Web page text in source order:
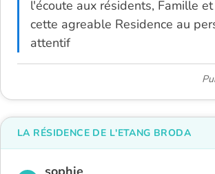
l'écoute aux résidents, Famille
cette agreable Residence au
attentif
LA RÉSIDENCE DE L'ETANG BRODA